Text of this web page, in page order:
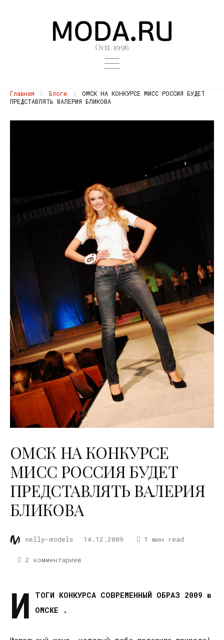
Осн. 1996
Главная Блоги
ОМСК НА КОНКУРСЕ МИСС РОССИЯ БУДЕТ
ПРЕДСТАВЛЯТЬ ВАЛЕРИЯ БЛИКОВА
ОМСК НА КОНКУРСЕ
МИСС РОССИЯ БУДЕТ
ПРЕДСТАВЛЯТЬ ВАЛЕРИЯ
БЛИКОВА
nelly-models 14.12.2009 1 мин read
2 комментариев
И
ТОГИ КОНКУРСА СОВРЕМЕННЫЙ ОБРАЗ 2009 в
ОМСКЕ .